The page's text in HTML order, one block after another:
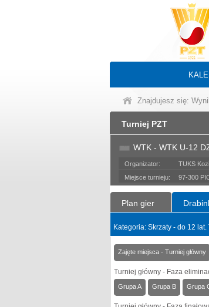
Znajdujesz się:
Turniej PZT
WTK - WTK U-12
Organizator:
TUKS
Miejsce turnieju:
97-300
Plan gier
Kategoria: Skrzaty - do 12
Zajęte miejsca - Turniej główny
Turniej główny - Faza
Grupa A Grupa B Grupa